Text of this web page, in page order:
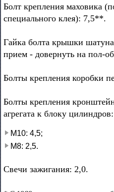
Болт крепления маховика
специального клея): 7,5**.
Гайка болта крышки
прием - довернуть на пол-
Болты крепления коробки
Болты крепления
агрегата к блоку цилиндров:
М10: 4,5;
М8: 2,5.
Свечи зажигания: 2,0.